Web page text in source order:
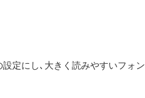
定にし､大きく読みやすいフォン